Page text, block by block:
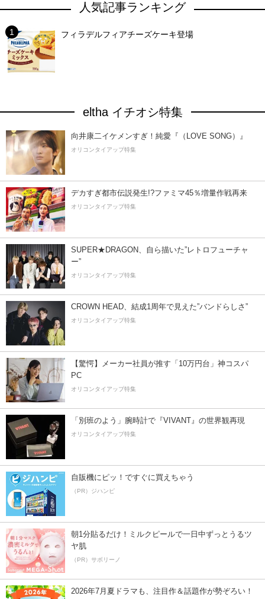
人気記事ランキング
フィラデルフィアチーズケーキ登場
eltha イチオシ特集
向井康二イケメンすぎ！純愛『（LOVE SONG）』
オリコンタイアップ特集
デカすぎ都市伝説発生!?ファミマ45％増量作戦再来
オリコンタイアップ特集
SUPER★DRAGON、自ら描いた”レトロフューチャ
ー”
オリコンタイアップ特集
CROWN HEAD、結成1周年で見えた”バンドらしさ”
オリコンタイアップ特集
【驚愕】メーカー社員が推す「10万円台」神コスパ
PC
オリコンタイアップ特集
「別班のよう」腕時計で『VIVANT』の世界観再現
オリコンタイアップ特集
自販機にピッ！ですぐに買えちゃう
（PR）ジハンピ
朝1分貼るだけ！ミルクピールで一日中ずっとうるツ
ヤ肌
（PR）サボリーノ
2026年7月夏ドラマも、注目作＆話題作が勢ぞろい！